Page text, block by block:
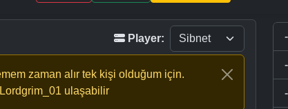
Player:
zaman alır tek kişi olduğum için.
ulaşabilir